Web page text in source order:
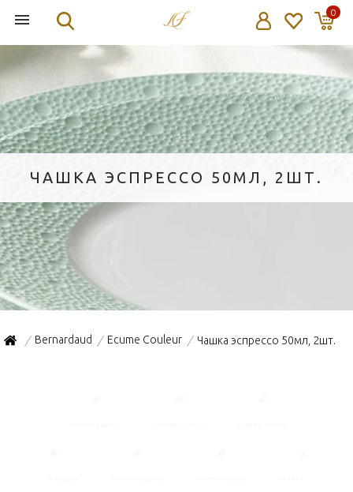
0
ЧАШКА ЭСПРЕССО 50МЛ, 2ШТ.
/ Bernardaud / Ecume Couleur / Чашка эспрессо 50мл, 2шт.